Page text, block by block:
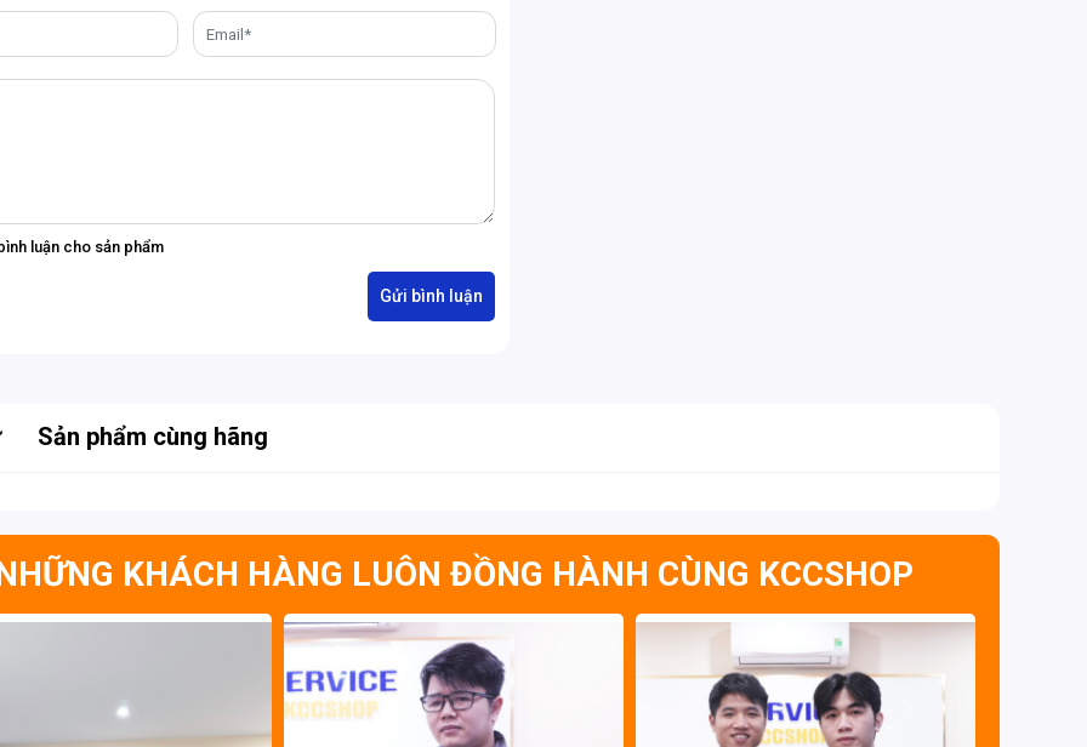
cao
khí hướng xuống, cùng với áp suất không khí ở vòng
hướng xuống cao hơn tới 44% và luồng không khí nhiều
được tinh chỉnh cho từng thiết kế làm mát riêng
luận cho sản phẩm
Sản phẩm cùng hãng
KHÁCH HÀNG LUÔN ĐỒNG HÀNH CÙNG KCCSHOP